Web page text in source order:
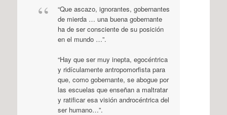
“Que ascazo, ignorantes, gobernantes
de mierda … una buena gobernante
ha de ser consciente de su posición
en el mundo …”.
“Hay que ser muy inepta, egocéntrica
y ridículamente antropomorfista para
que, como gobernante, se abogue por
las escuelas que enseñan a maltratar
y ratificar esa visión androcéntrica del
ser humano…”.